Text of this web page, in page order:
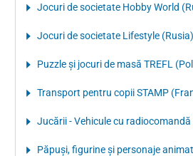
Jocuri de societate Hobby World
Jocuri de societate Lifestyle (Rusia)
Puzzle şi jocuri de masă TREFL
Transport pentru copii STAMP
Jucării - Vehicule cu radiocomandă
Păpuşi, figurine şi personaje